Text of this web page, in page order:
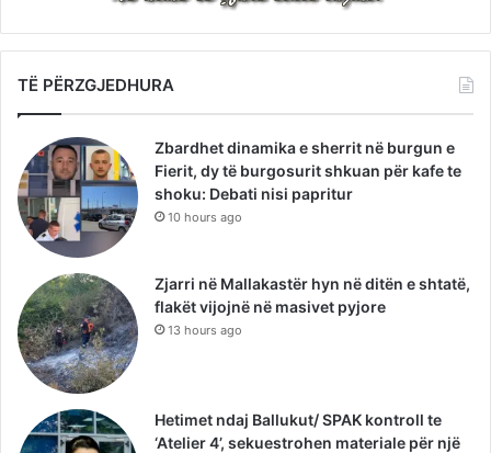
TË PËRZGJEDHURA
Zbardhet dinamika e sherrit në burgun e
Fierit, dy të burgosurit shkuan për kafe te
shoku: Debati nisi papritur
10 hours ago
Zjarri në Mallakastër hyn në ditën e shtatë,
flakët vijojnë në masivet pyjore
13 hours ago
Hetimet ndaj Ballukut/ SPAK kontroll te
‘Atelier 4’, sekuestrohen materiale për një